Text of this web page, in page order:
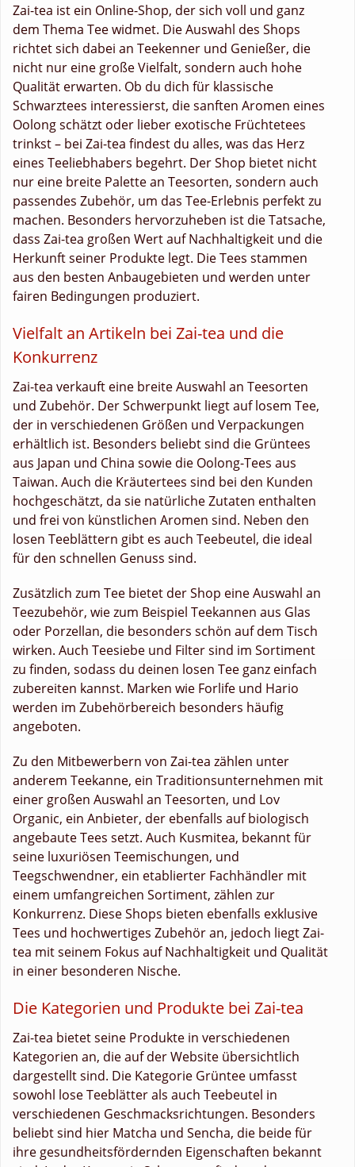
Zai-tea ist ein Online-Shop, der sich voll und ganz
dem Thema Tee widmet. Die Auswahl des Shops
richtet sich dabei an Teekenner und Genießer, die
nicht nur eine große Vielfalt, sondern auch hohe
Qualität erwarten. Ob du dich für klassische
Schwarztees interessierst, die sanften Aromen eines
Oolong schätzt oder lieber exotische Früchtetees
trinkst – bei Zai-tea findest du alles, was das Herz
eines Teeliebhabers begehrt. Der Shop bietet nicht
nur eine breite Palette an Teesorten, sondern auch
passendes Zubehör, um das Tee-Erlebnis perfekt zu
machen. Besonders hervorzuheben ist die Tatsache,
dass Zai-tea großen Wert auf Nachhaltigkeit und die
Herkunft seiner Produkte legt. Die Tees stammen
aus den besten Anbaugebieten und werden unter
fairen Bedingungen produziert.
Vielfalt an Artikeln bei Zai-tea und die
Konkurrenz
Zai-tea verkauft eine breite Auswahl an Teesorten
und Zubehör. Der Schwerpunkt liegt auf losem Tee,
der in verschiedenen Größen und Verpackungen
erhältlich ist. Besonders beliebt sind die Grüntees
aus Japan und China sowie die Oolong-Tees aus
Taiwan. Auch die Kräutertees sind bei den Kunden
hochgeschätzt, da sie natürliche Zutaten enthalten
und frei von künstlichen Aromen sind. Neben den
losen Teeblättern gibt es auch Teebeutel, die ideal
für den schnellen Genuss sind.
Zusätzlich zum Tee bietet der Shop eine Auswahl an
Teezubehör, wie zum Beispiel Teekannen aus Glas
oder Porzellan, die besonders schön auf dem Tisch
wirken. Auch Teesiebe und Filter sind im Sortiment
zu finden, sodass du deinen losen Tee ganz einfach
zubereiten kannst. Marken wie Forlife und Hario
werden im Zubehörbereich besonders häufig
angeboten.
Zu den Mitbewerbern von Zai-tea zählen unter
anderem Teekanne, ein Traditionsunternehmen mit
einer großen Auswahl an Teesorten, und Lov
Organic, ein Anbieter, der ebenfalls auf biologisch
angebaute Tees setzt. Auch Kusmitea, bekannt für
seine luxuriösen Teemischungen, und
Teegschwendner, ein etablierter Fachhändler mit
einem umfangreichen Sortiment, zählen zur
Konkurrenz. Diese Shops bieten ebenfalls exklusive
Tees und hochwertiges Zubehör an, jedoch liegt Zai-
tea mit seinem Fokus auf Nachhaltigkeit und Qualität
in einer besonderen Nische.
Die Kategorien und Produkte bei Zai-tea
Zai-tea bietet seine Produkte in verschiedenen
Kategorien an, die auf der Website übersichtlich
dargestellt sind. Die Kategorie Grüntee umfasst
sowohl lose Teeblätter als auch Teebeutel in
verschiedenen Geschmacksrichtungen. Besonders
beliebt sind hier Matcha und Sencha, die beide für
ihre gesundheitsfördernden Eigenschaften bekannt